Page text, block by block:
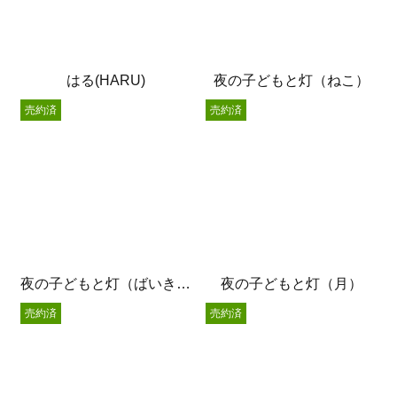
はる(HARU) 夜の子どもと灯（ねこ）
夜の子どもと灯（ばいきん君）
売約済
夜の子どもと灯（月）
売約済
売約済 売約済